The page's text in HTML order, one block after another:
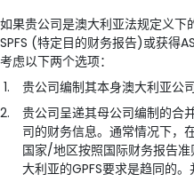
如果贵公司是澳大利亚法规定义下
SPFS (特定目的财务报告)或获得
考虑以下两个选项：
贵公司编制其本身澳大利亚公
贵公司呈递其母公司编制的合
司的财务信息。通常情况下，
国家/地区按照国际财务报告准
大利亚的GPFS要求是趋同的。